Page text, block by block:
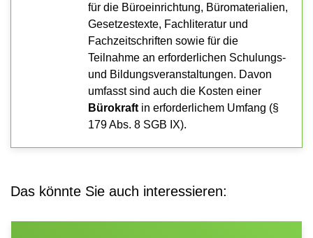
für die Büroeinrichtung, Büromaterialien,
Gesetzestexte, Fachliteratur und
Fachzeitschriften sowie für die
Teilnahme an erforderlichen Schulungs-
und Bildungsveranstaltungen. Davon
umfasst sind auch die Kosten einer
Bürokraft in erforderlichem Umfang (§
179 Abs. 8 SGB IX).
Das könnte Sie auch interessieren: